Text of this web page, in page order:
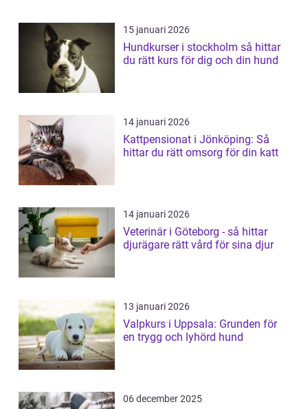
15 januari 2026
Hundkurser i stockholm så hittar
du rätt kurs för dig och din hund
14 januari 2026
Kattpensionat i Jönköping: Så
hittar du rätt omsorg för din katt
14 januari 2026
Veterinär i Göteborg - så hittar
djurägare rätt vård för sina djur
13 januari 2026
Valpkurs i Uppsala: Grunden för
en trygg och lyhörd hund
06 december 2025